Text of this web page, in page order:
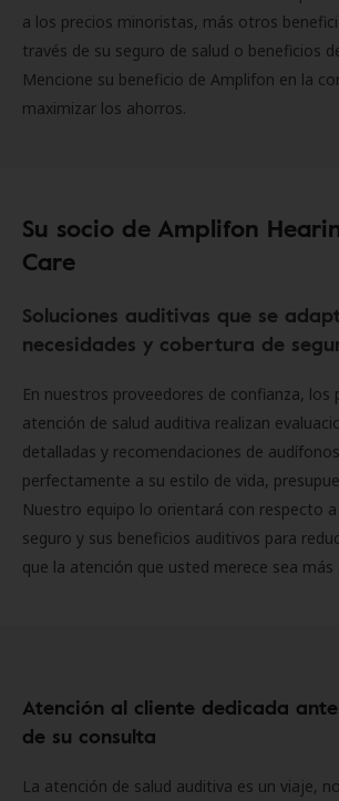
a los precios minoristas, más otros
través de su seguro de salud o beneficios
Mencione su beneficio de Amplifon en la
maximizar los ahorros.
Su socio de Amplifon
Care
Soluciones auditivas que se
necesidades y cobertura de
En nuestros proveedores de confianza, los
atención de salud auditiva realizan
detalladas y recomendaciones de
perfectamente a su estilo de vida,
Nuestro equipo lo orientará con respecto
seguro y sus beneficios auditivos para
que la atención que usted merece sea más
Atención al cliente dedicada
de su consulta
La atención de salud auditiva es un viaje,